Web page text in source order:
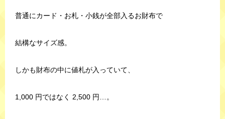
普通にカード・お札・小銭が全部入るお財布で
結構なサイズ感。
しかも財布の中に値札が入っていて、
1,000 円ではなく 2,500 円…。